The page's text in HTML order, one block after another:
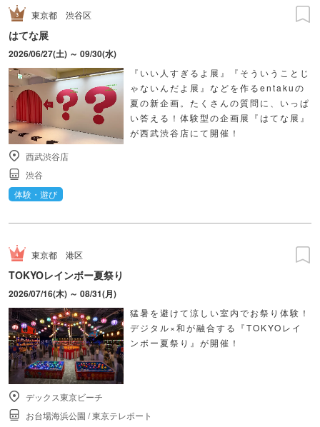
東京都 渋谷区
はてな展
2026/06/27(土) ～ 09/30(水)
『いい人すぎるよ展』『そういうことじ
ゃないんだよ展』などを作るentakuの
夏の新企画。たくさんの質問に、いっぱ
い答える！体験型の企画展『はてな展』
が西武渋谷店にて開催！
西武渋谷店
渋谷
体験・遊び
東京都 港区
TOKYOレインボー夏祭り
2026/07/16(木) ～ 08/31(月)
猛暑を避けて涼しい室内でお祭り体験！
デジタル×和が融合する『TOKYOレイ
ンボー夏祭り』が開催！
デックス東京ビーチ
お台場海浜公園 /東京テレポート